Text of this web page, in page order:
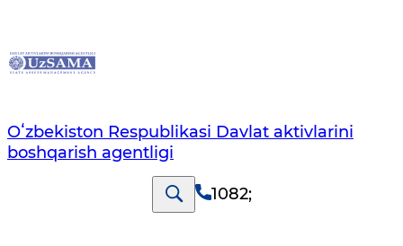
Oʻzbekiston Respublikasi Davlat aktivlarini
boshqarish agentligi
1082;